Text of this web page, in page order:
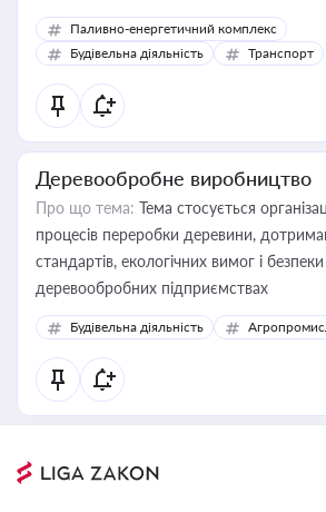
Паливно-енергетичний комплекс
Будівельна діяльність
Транспорт
Деревообробне виробництво
Про що тема: Тема стосується
процесів переробки деревини,
стандартів, екологічних вимог і
деревообробних підприємствах
Будівельна діяльність